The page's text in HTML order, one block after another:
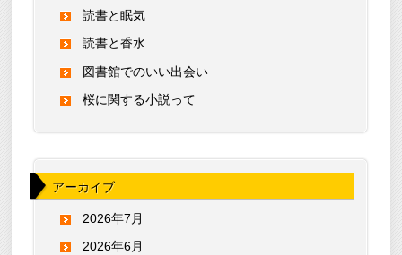
読書と眠気
読書と香水
図書館でのいい出会い
桜に関する小説って
アーカイブ
2026年7月
2026年6月